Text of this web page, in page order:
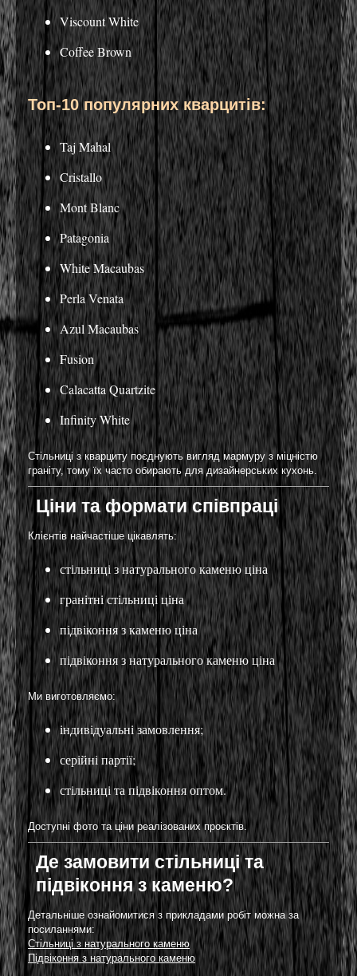
Viscount White
Coffee Brown
Топ-10 популярних кварцитів:
Taj Mahal
Cristallo
Mont Blanc
Patagonia
White Macaubas
Perla Venata
Azul Macaubas
Fusion
Calacatta Quartzite
Infinity White
Стільниці з кварциту поєднують вигляд мармуру з міцністю
граніту, тому їх часто обирають для дизайнерських кухонь.
Ціни та формати співпраці
Клієнтів найчастіше цікавлять:
стільниці з натурального каменю ціна
гранітні стільниці ціна
підвіконня з каменю ціна
підвіконня з натурального каменю ціна
Ми виготовляємо:
індивідуальні замовлення;
серійні партії;
стільниці та підвіконня оптом.
Доступні фото та ціни реалізованих проєктів.
Де замовити стільниці та
підвіконня з каменю?
Детальніше ознайомитися з прикладами робіт можна за
посиланнями:
Стільниці з натурального каменю
Підвіконня з натурального каменю